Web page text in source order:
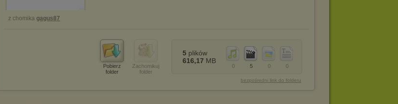
z chomika gagus87
Pobierz
folder
Zachomikuj
folder
0
0
5
0
5 plików
616,17 MB
bezpośredni link do folderu